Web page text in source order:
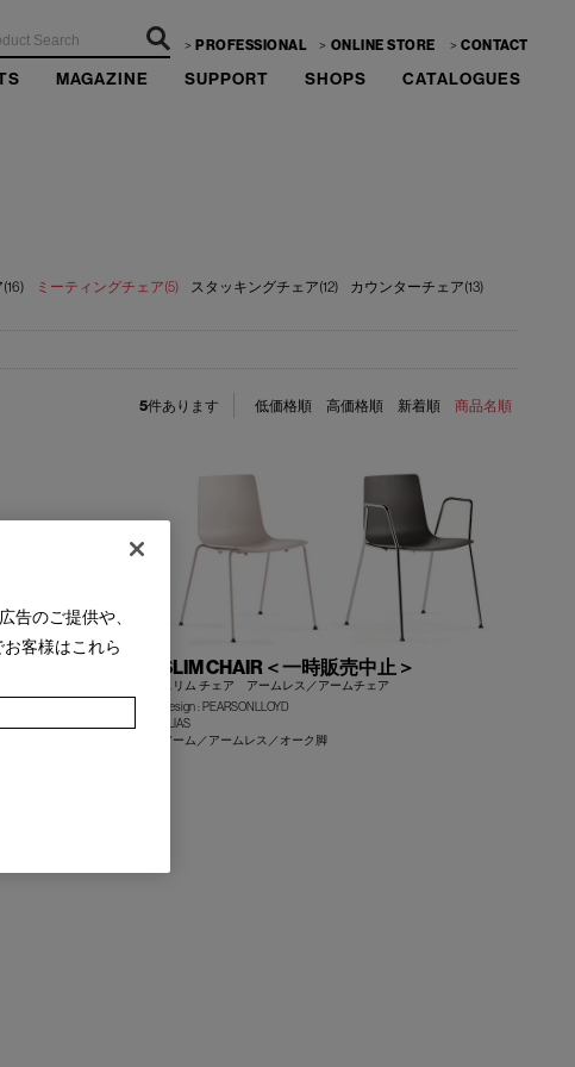
PROFESSIONAL ONLINE STORE CONTACT
MAGAZINE SUPPORT SHOPS CATALOGUES
ミーティングチェア(5) スタッキングチェア(12)
カウンターチェア(13)
低価格順 高価格順 新着順 商品名順
5件あります
SLIM CHAIR＜一時販売中止＞
スリム チェア アームレス／アームチェア
Design : PEARSONLLOYD
ALIAS
アーム／アームレス／オーク脚
告のご提供や、
客様はこれら